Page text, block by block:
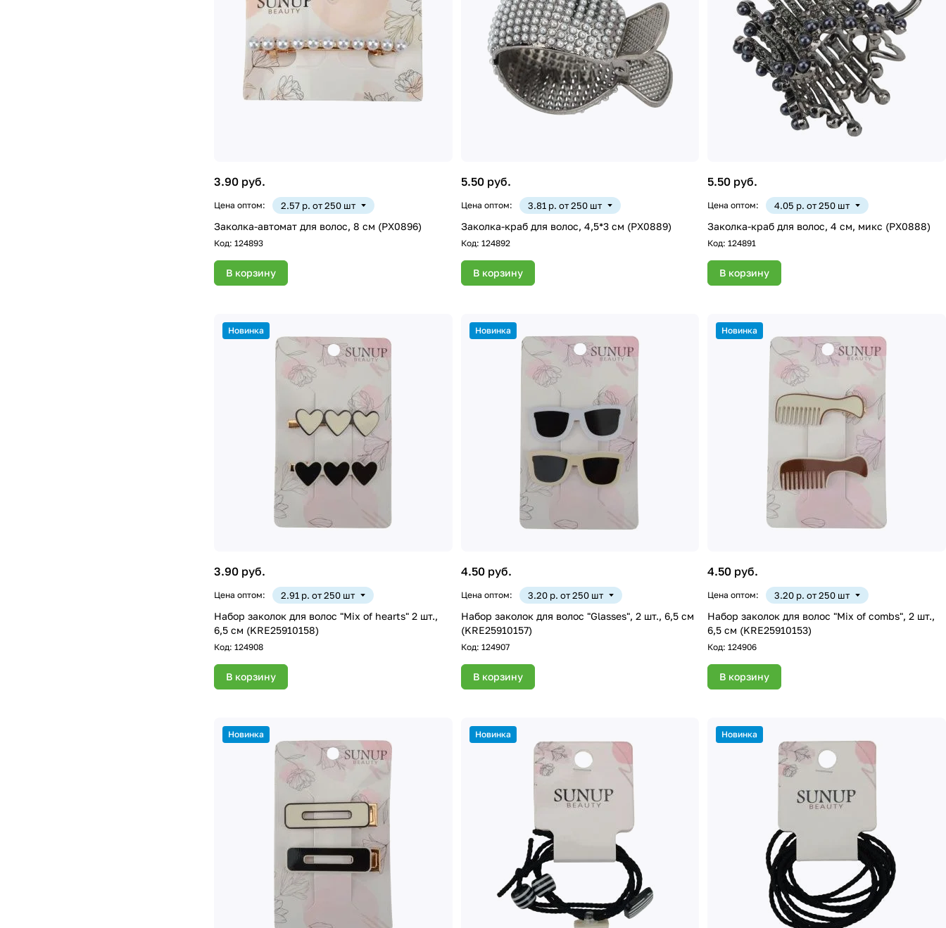
3.90 руб.
Цена оптом: 2.57 р. от 250 шт
Заколка-автомат для волос, 8 см (PX0896)
Код: 124893
В корзину
5.50 руб.
Цена оптом: 3.81 р. от 250 шт
Заколка-краб для волос, 4,5*3 см (PX0889)
Код: 124892
В корзину
5.50 руб.
Цена оптом: 4.05 р. от 250 шт
Заколка-краб для волос, 4 см, микс (PX0888)
Код:124891
В корзину
Новинка
3.90 руб.
Цена оптом: 2.91 р. от 250 шт
Набор заколок для волос "Mix of hearts" 2 шт.,
6,5 см (KRE25910158)
Код: 124908
В корзину
Новинка
4.50 руб.
Цена оптом: 3.20 р. от 250 шт
Набор заколок для волос "Glasses", 2 шт., 6,5 см
(KRE25910157)
Код: 124907
В корзину
Новинка
4.50 руб.
Цена оптом: 3.20 р. от 250 шт
Набор заколок для волос "Mix of combs", 2 шт.,
6,5 см (KRE25910153)
Код:124906
В корзину
Новинка Новинка Новинка